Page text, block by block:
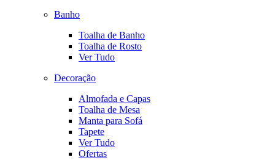
Banho
Toalha de Banho
Toalha de Rosto
Ver Tudo
Decoração
Almofada e Capas
Toalha de Mesa
Manta para Sofá
Tapete
Ver Tudo
Ofertas